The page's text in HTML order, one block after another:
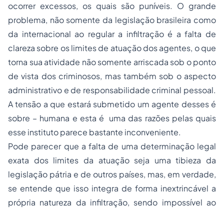
ocorrer excessos, os quais são puníveis. O grande
problema, não somente da legislação brasileira como
da internacional ao regular a infiltração é a falta de
clareza sobre os limites de atuação dos agentes, o que
torna sua atividade não somente arriscada sob o ponto
de vista dos criminosos, mas também sob o aspecto
administrativo e de responsabilidade criminal pessoal.
A tensão a que estará submetido um agente desses é
sobre – humana e esta é uma das razões pelas quais
esse instituto parece bastante inconveniente.
Pode parecer que a falta de uma determinação legal
exata dos limites da atuação seja uma tibieza da
legislação pátria e de outros países, mas, em verdade,
se entende que isso integra de forma inextrincável a
própria natureza da infiltração, sendo impossível ao